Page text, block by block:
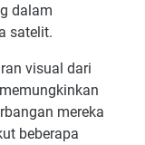
dalam
satelit.
visual dari
mereka
beberapa